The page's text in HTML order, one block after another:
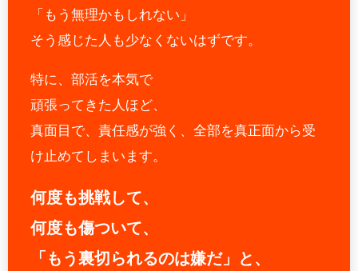
「もう無理かもしれない」
そう感じた人も少なくないはずです。
特に、部活を本気で
頑張ってきた人ほど、
真面目で、責任感が強く、全部を真正面から受
け止めてしまいます。
何度も挑戦して、
何度も傷ついて、
「もう裏切られるのは嫌だ」と、